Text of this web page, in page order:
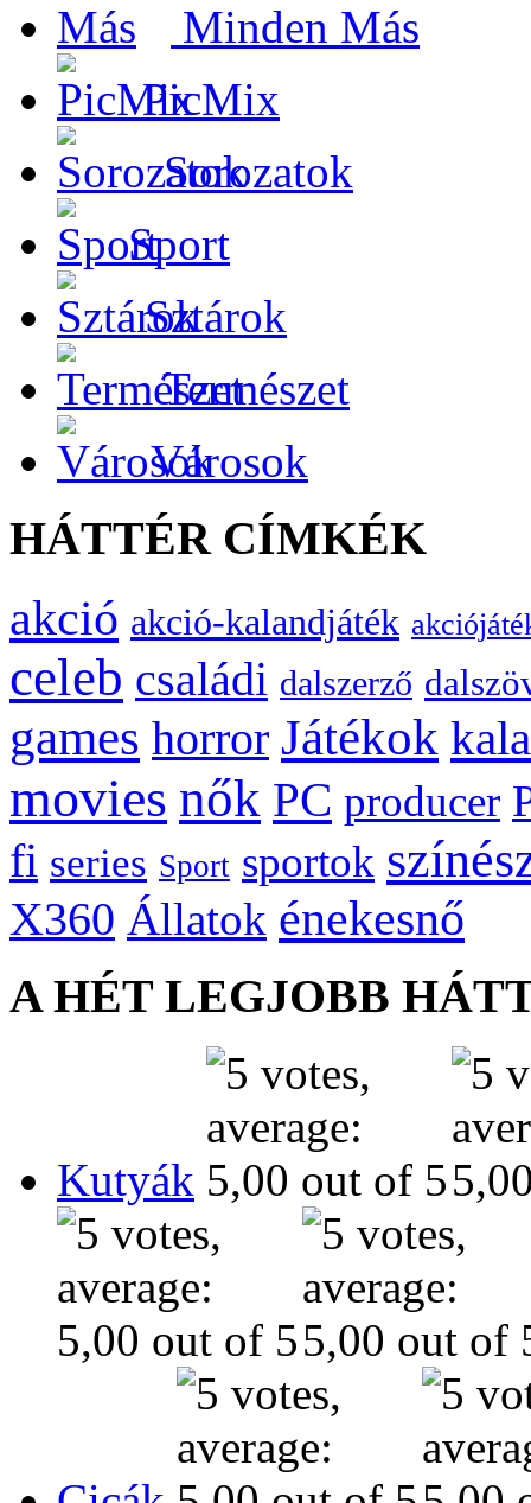
Minden Más
PicMix
Sorozatok
Sport
Sztárok
Természet
Városok
HÁTTÉR CÍMKÉK
akció akció-kalandjáték
celeb családi dalszerző
games horror Játékok
movies nők PC producer
fi series Sport sportok
X360 Állatok énekesnő
A HÉT LEGJOBB
Kutyák